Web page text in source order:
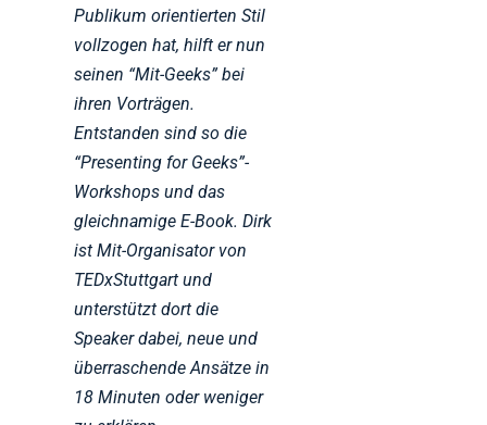
Publikum orientierten Stil
vollzogen hat, hilft er nun
seinen “Mit-Geeks” bei
ihren Vorträgen.
Entstanden sind so die
“Presenting for Geeks”-
Workshops und das
gleichnamige E-Book. Dirk
ist Mit-Organisator von
TEDxStuttgart und
unterstützt dort die
Speaker dabei, neue und
überraschende Ansätze in
18 Minuten oder weniger